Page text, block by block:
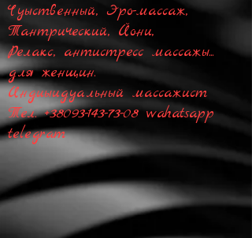
Чуыственный, Эро-массаж,
Тантрический, Йони,
Релакс, антистресс массажы...
для женщин.
Индиыидуальный массажист
Тел.+38093-143-73-08wahatsapp
telegram